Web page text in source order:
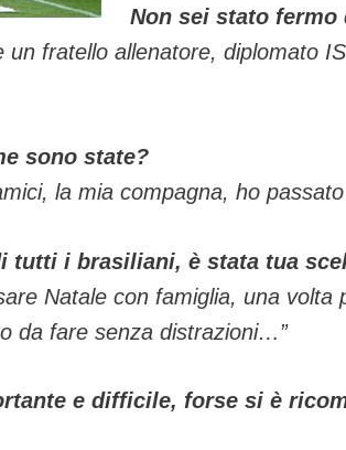
Non sei stato
un fratello allenatore, diplomato
sono state?
la mia compagna, ho
tutti i brasiliani, è stata tua
Natale con famiglia, una
da fare senza distrazioni…”
e difficile, forse si è